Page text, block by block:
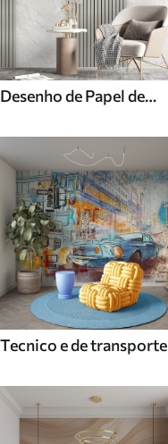
Desenho de Papel de
Tecnico e de transporte